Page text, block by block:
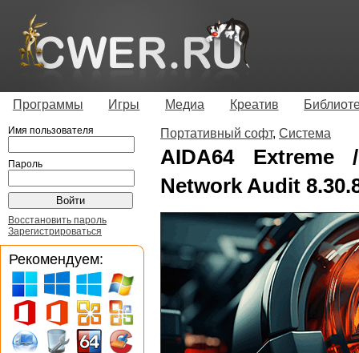
Программы Игры Медиа Креатив
Портативный софт, Система
AIDA64
Network Audit
Имя пользователя
Пароль
Восстановить пароль
Зарегистрироваться
Рекомендуем: